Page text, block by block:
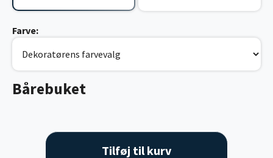
Bårebuket
Farve:
Tilføj til kurv